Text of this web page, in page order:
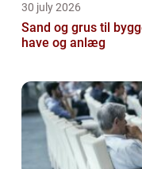
30 july 2026
Sand og grus til
have og anlæg